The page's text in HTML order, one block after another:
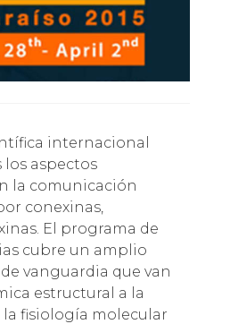
aspectos
la comunicación
conexinas,
El programa de
cubre un amplio
vanguardia que van
estructural a la
fisiología molecular